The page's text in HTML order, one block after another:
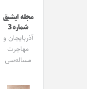
مجله ایشیق
شماره 3
آذربایجان و
مهاجرت
مساله‌سی